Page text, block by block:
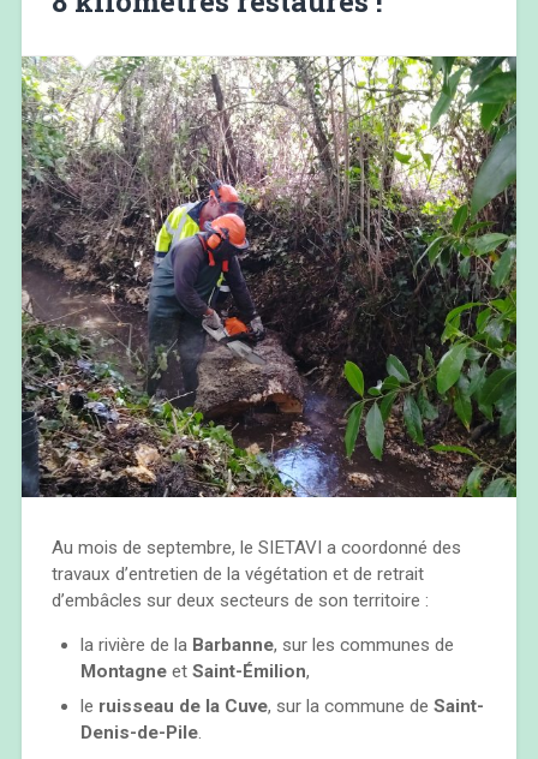
Au mois de septembre, le SIETAVI a coordonné des
travaux d’entretien de la végétation et de retrait
d’embâcles sur deux secteurs de son territoire :
la rivière de la Barbanne, sur les communes de
Montagneet Saint-Émilion,
le ruisseau de la Cuve, sur la commune de Saint-
Denis-de-Pile.